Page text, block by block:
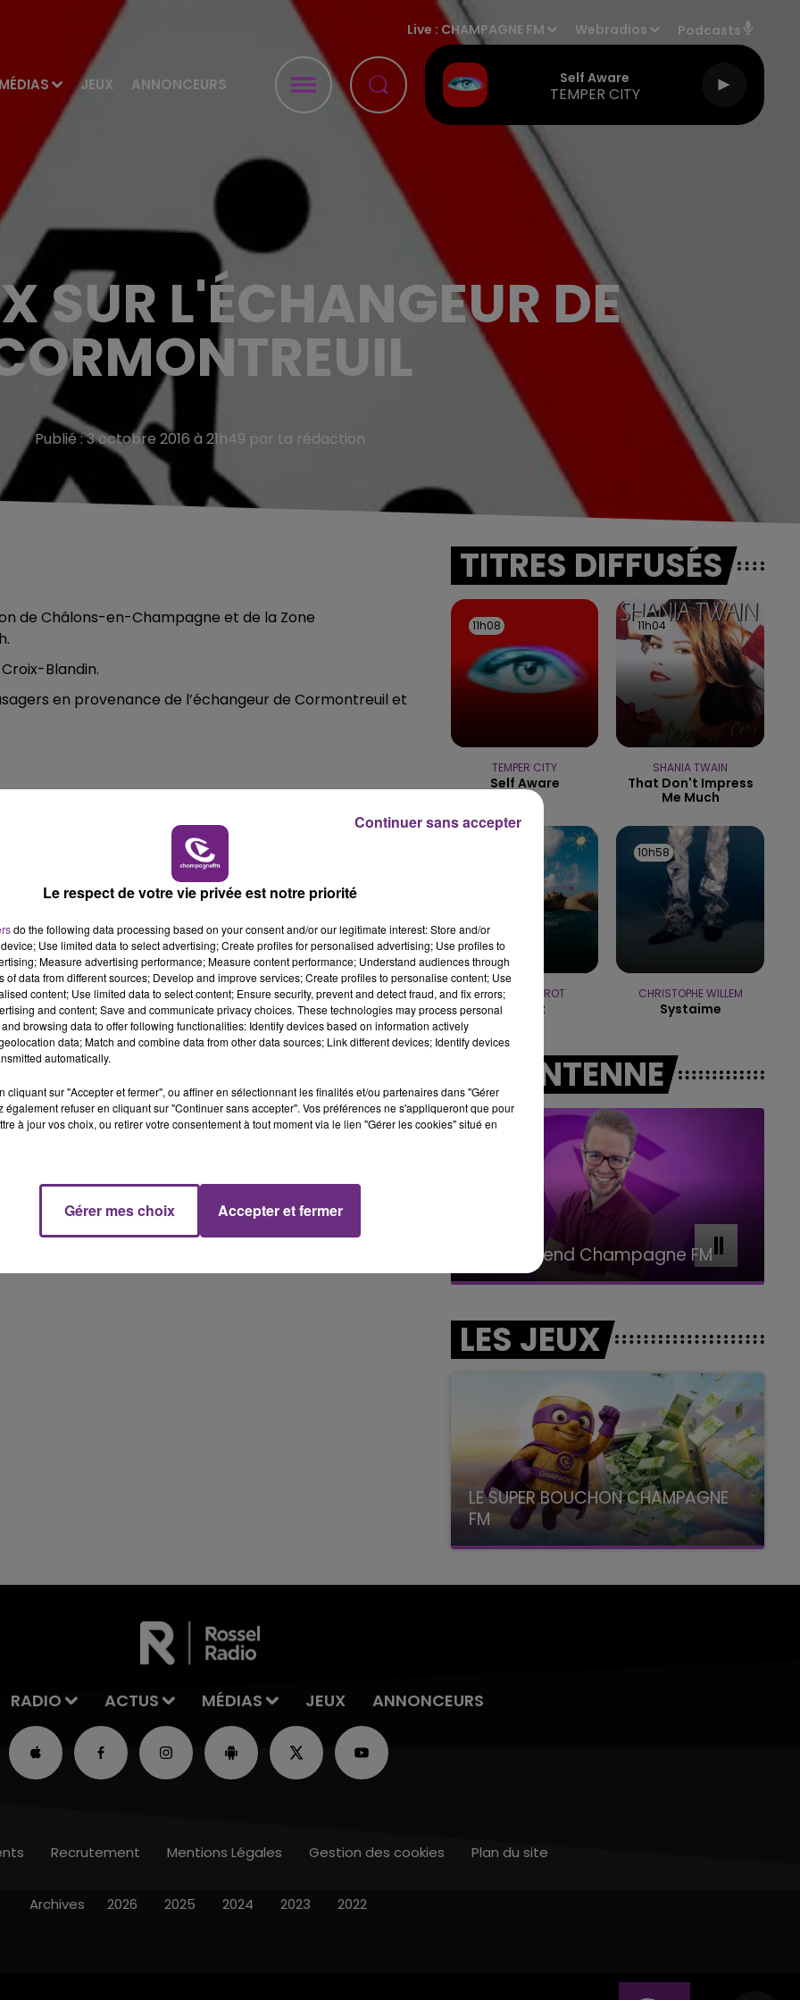
MÉDIAS JEUX ANNONCEURS
Live : CHAMPAGNE FM Webradios Podcasts
Self Aware
TEMPER CITY
16h00 - 20h00
LE WEEK-END CHAMPAGNE FM
7h00 - 11h00
SUR L'ÉCHANGEUR DE
Publié : 3 octobre 2016 à 21h49 par La rédaction
de Châlons-en-Champagne et de la Zone
Blandin.
en provenance de l’échangeur de Cormontreuil et
LE MAGASIN JOUÉCLUB DE REIMS FERME
C'était l'une des institutions du centre-ville
rémois. Le magasin JouéClub est contraint de
TITRES DIFFUSÉS
11h08
11h08
TEMPER CITY
Self Aware
11h04
11h04
SHANIA TWAIN
That Don't Impress
Me Much
JEREMY FREROT
Frerot
10h58
10h58
CHRISTOPHE WILLEM
Systaime
A L'ANTENNE
7h00 - 11h00
Le week-end Champagne FM
LES JEUX
LE SUPER BOUCHON CHAMPAGNE
FM
avec La Famille Champagne FM, à 8H10
RADIO ACTUS MÉDIAS JEUX ANNONCEURS
Recrutement Mentions Légales Gestion des cookies Plan du site
Archives 2026 2025 2024 2023 2022
Le respect de votre vie privée est notre priorité
do the following data processing based on your consent and/or our legitimate interest: Store and/or
Use limited data to select advertising; Create profiles for personalised advertising; Use profiles to
Measure advertising performance; Measure content performance; Understand audiences through
of data from different sources; Develop and improve services; Create profiles to personalise content; Use
content; Use limited data to select content; Ensure security, prevent and detect fraud, and fix errors;
and content; Save and communicate privacy choices. These technologies may process personal
browsing data to offer following functionalities: Identify devices based on information actively
data; Match and combine data from other data sources; Link different devices; Identify devices
automatically.
cliquant sur "Accepter et fermer", ou affiner en sélectionnant les finalités et/ou partenaires dans "Gérer
également refuser en cliquant sur "Continuer sans accepter". Vos préférences ne s'appliqueront que pour
à jour vos choix, ou retirer votre consentement à tout moment via le lien "Gérer les cookies" situé en
Gérer mes choix Accepter et fermer
Continuer sans accepter